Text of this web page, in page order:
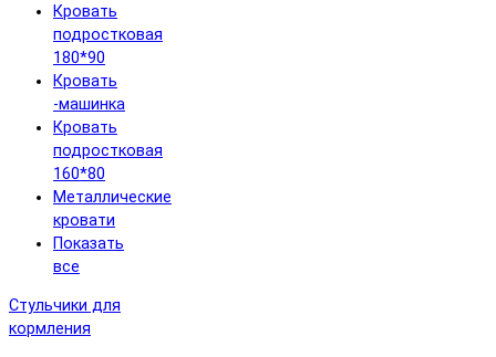
Кровать
подростковая
180*90
Кровать
-машинка
Кровать
подростковая
160*80
Металлические
кровати
Показать
все
Стульчики для
кормления